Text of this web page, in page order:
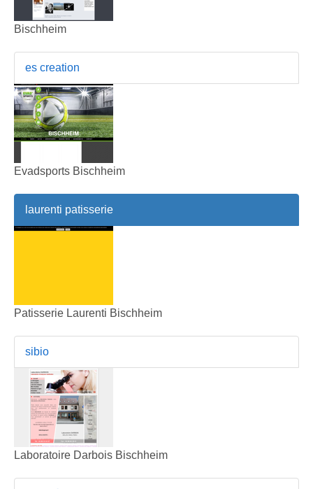
Bischheim
es creation
Evadsports Bischheim
laurenti patisserie
Patisserie Laurenti Bischheim
sibio
Laboratoire Darbois Bischheim